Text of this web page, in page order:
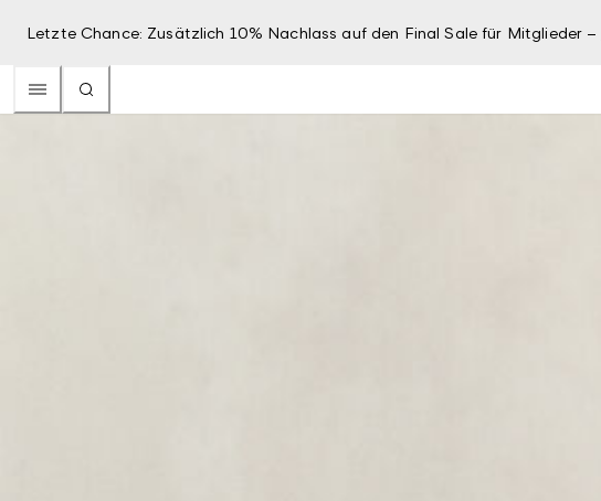
Letzte Chance: Zusätzlich 10% Nachlass auf den Final Sale für Mitglieder –